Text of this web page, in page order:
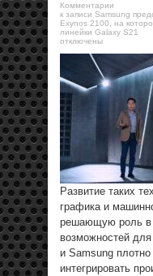
Комментарии
к записи Samsung
Exynos 2100, на
линейки Galaxy S21
отключены
Развитие таких
графика и
решающую роль в
возможностей
и Samsung
интегрировать